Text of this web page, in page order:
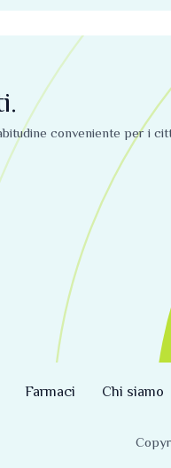
conveniente per i
Farmaci Chi siamo